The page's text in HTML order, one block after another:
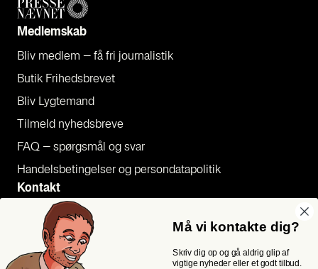
Med­lem­skab
Bliv med­lem – få fri jour­na­li­stik
Butik Fri­heds­bre­vet
Bliv Lyg­te­mand
Til­meld nyheds­bre­ve
FAQ – spørgs­mål og svar
Han­dels­be­tin­gel­ser og per­son­da­ta­po­li­tik
Kon­takt
Pres­se
Send et tip
Kon­takt os
Må vi kontakte dig?
Skriv dig op og gå aldrig glip af
vigtige nyheder eller et godt tilbud.